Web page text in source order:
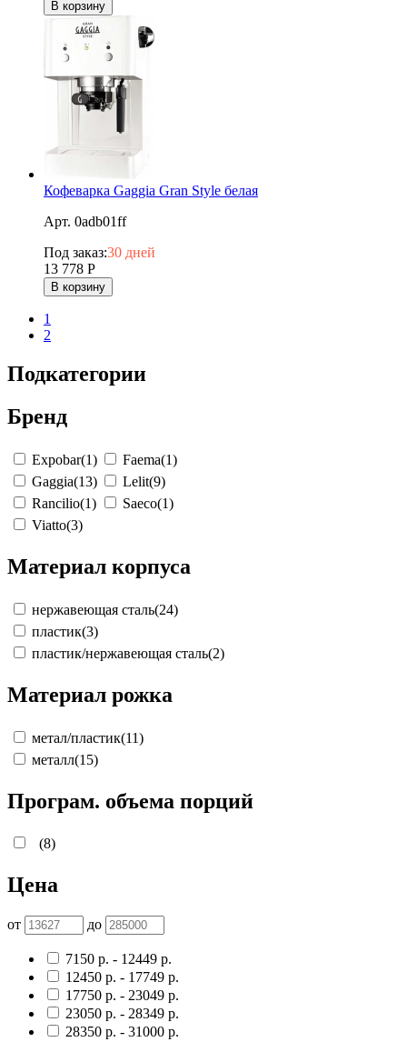
В корзину
Кофеварка Gaggia Gran Style белая
Арт. 0adb01ff
Под заказ:30 дней
13 778 Р
В корзину
1
2
Подкатегории
Бренд
Expobar(1) Faema(1)
Gaggia(13) Lelit(9)
Rancilio(1) Saeco(1)
Viatto(3)
Материал корпуса
нержавеющая сталь(24)
пластик(3)
пластик/нержавеющая сталь(2)
Материал рожка
метал/пластик(11)
металл(15)
Програм. объема порций
(8)
Цена
от до
7150 р. - 12449 р.
12450 р. - 17749 р.
17750 р. - 23049 р.
23050 р. - 28349 р.
28350 р. - 31000 р.